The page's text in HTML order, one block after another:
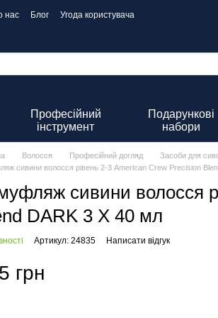
нас Блог
Угода користувача
Професійний
інструмент
Подарункові
набори
Волосся Професійний догляд
Засоби для
сивини волосся рівень 2-3 American Crew Precision
сивини волосся
DARK 3 X 40 мл
Артикул: 24835 Написати відгук
грн